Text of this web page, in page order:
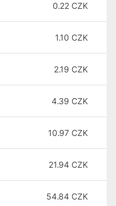
0.22 CZK
1.10 CZK
2.19 CZK
4.39 CZK
10.97 CZK
21.94 CZK
54.84 CZK